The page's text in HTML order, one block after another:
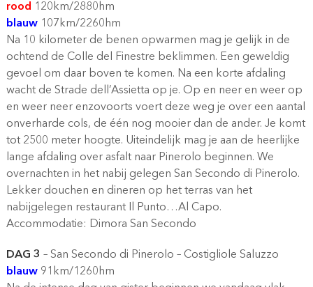
rood 120km/2880hm
blauw 107km/2260hm
Na 10 kilometer de benen opwarmen mag je gelijk in de
ochtend de Colle del Finestre beklimmen. Een geweldig
gevoel om daar boven te komen. Na een korte afdaling
wacht de Strade dell’Assietta op je. Op en neer en weer op
en weer neer enzovoorts voert deze weg je over een aantal
onverharde cols, de één nog mooier dan de ander. Je komt
tot 2500 meter hoogte. Uiteindelijk mag je aan de heerlijke
lange afdaling over asfalt naar Pinerolo beginnen. We
overnachten in het nabij gelegen San Secondo di Pinerolo.
Lekker douchen en dineren op het terras van het
nabijgelegen restaurant Il Punto…Al Capo.
Accommodatie: Dimora San Secondo
DAG 3 – San Secondo di Pinerolo – Costigliole Saluzzo
blauw 91km/1260hm